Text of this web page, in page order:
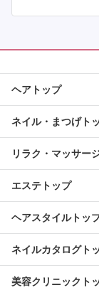
ヘアトップ
ネイル・まつげト
リラク・マッサー
エステトップ
ヘアスタイルトッ
ネイルカタログト
美容クリニックト